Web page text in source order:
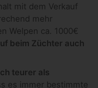
mit dem Verkauf
mehr
Welpen ca. 1000€
beim Züchter auch
teurer als
es immer bestimmte